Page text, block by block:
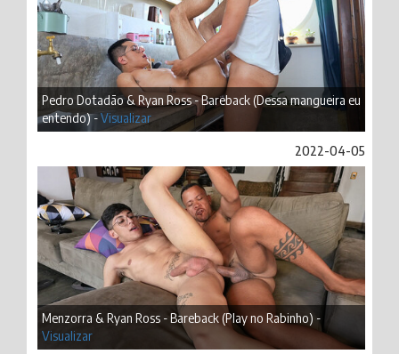
Pedro Dotadão & Ryan Ross - Bareback (Dessa mangueira eu
entendo) -Visualizar
2022-04-05
Menzorra & Ryan Ross - Bareback (Play no Rabinho) -
Visualizar